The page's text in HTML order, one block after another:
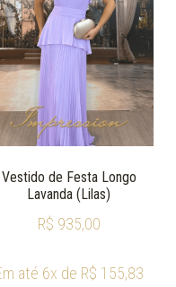
Vestido de Festa Longo
Lavanda (Lilas)
R$ 935,00
até 6x de R$ 155,83